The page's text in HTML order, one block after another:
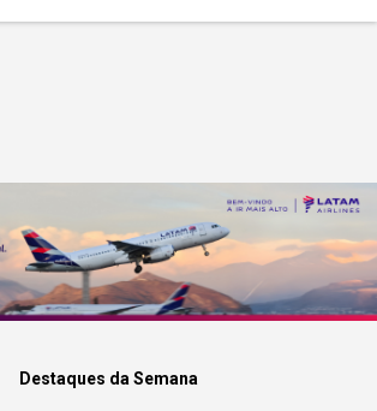
Destaques da Semana